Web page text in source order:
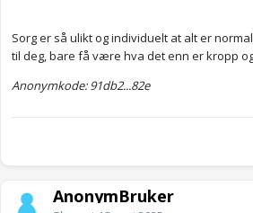
Sorg er så ulikt og individuelt at alt er
til deg, bare få være hva det enn er kropp
Anonymkode: 91db2...82e
AnonymBruker